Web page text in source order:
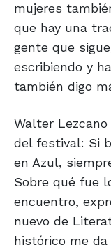
mujeres
que hay una
gente que
escribiendo y
también digo
Walter
del festival: Si
en Azul,
Sobre qué fue
encuentro,
nuevo de
histórico me